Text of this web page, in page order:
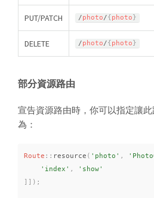
PUT/PATCH /photo/{ photo }
DELETE /photo/{ photo }
部分資源路由
宣告資源路由時，你可以指定讓
為：
Route :: resource ( 'photo' ,
'index' ,
'show'
) ;